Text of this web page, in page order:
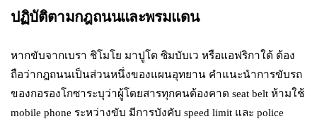
ปฏิบัติตามกฎถนนและพรมแดน
หากขับจากเบรา ชิโมโย มาปูโต ซิมบับเว หรือแอฟริกาใต้ ต้อง
ถือว่ากฎถนนเป็นส่วนหนึ่งของแผนอุทยาน คำแนะนำการขับรถ
ของกอรองโกซาระบุว่าผู้โดยสารทุกคนต้องคาด seat belt ห้ามใช้
mobile phone ระหว่างขับ มีการบังคับ speed limit และ police